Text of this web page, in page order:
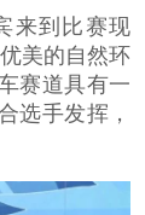
来到比赛现
美的自然环
赛道具有一
选手发挥，